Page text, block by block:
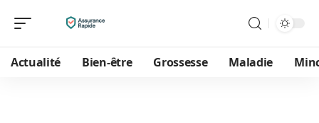
Actualité Bien-être Grossesse Maladie